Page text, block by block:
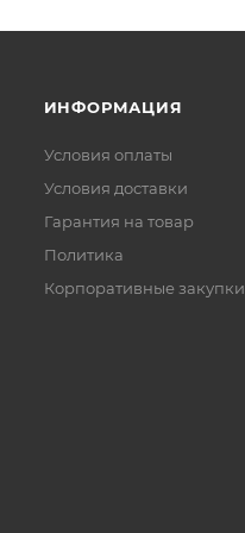
ИНФОРМАЦИЯ
Условия оплаты
Условия доставки
Гарантия на товар
Политика
Корпоративные закупки